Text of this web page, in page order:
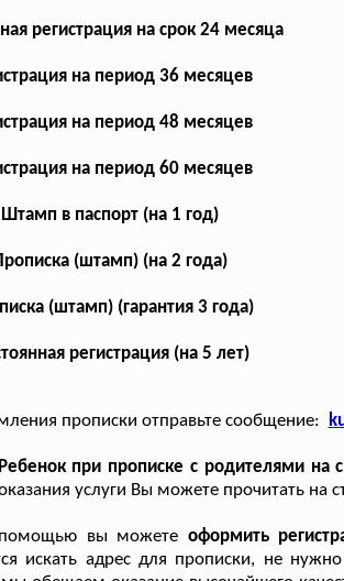
регистрация на срок 24 месяца
на период 36 месяцев
на период 48 месяцев
на период 60 месяцев
Штамп в паспорт (на 1 год)
(штамп) (на 2 года)
(штамп) (гарантия 3 года)
регистрация (на 5 лет)
прописки отправьте сообщение:
при прописке с родителями на
услуги Вы можете прочитать на
вы можете оформить
искать адрес для прописки, не